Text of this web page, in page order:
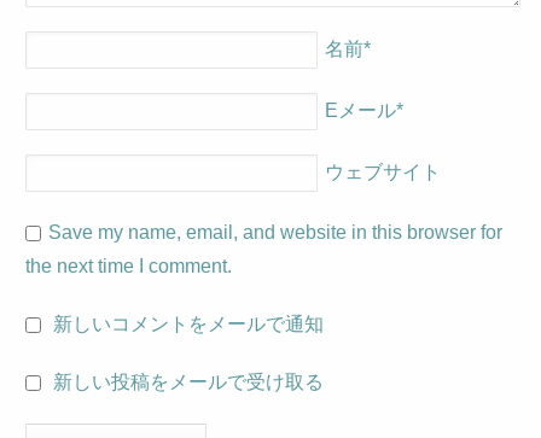
名前*
Eメール*
ウェブサイト
Save my name, email, and website in this browser for
the next time I comment.
新しいコメントをメールで通知
新しい投稿をメールで受け取る